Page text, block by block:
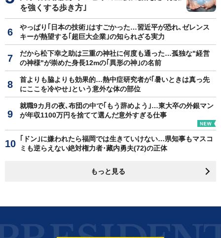
を強くする歩き方｣
やっぱり｢日本の技術｣はすごかった…習近平が恐れ､ゼレンス
キーが熱望する｢超巨大企業｣の知られざる実力
だから松下幸之助は三重の神社に何度も通った…孤独な"経営
の神様"が崇めた身長12mの｢異形の神｣の名前
首よりも脇よりも効果的…熱中症研究者が｢暑いときは真っ先
にここを冷やせ｣という意外な体の部位
就職9カ月の夜､布団の中で｢もう辞めよう｣…東大卒の外銀マン
が年収1100万円を捨てて選んだ意外すぎる仕事
｢ドン｣に嫌われたら福岡では生きていけない…県知事もマスコ
ミも逆らえない絶対権力者･藏内勇夫(72)の正体
もっと見る